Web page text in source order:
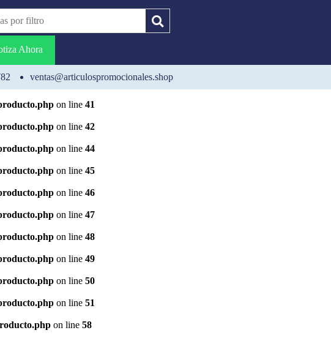
on line
detalle_producto.php
on line 41
on line 42
on line 44
on line 45
on line 46
on line 47
on line 48
on line 49
on line 50
on line 51
on line 58
Ahora
ventas@articulospromocionales.shop